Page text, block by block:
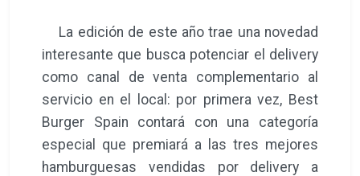
La edición de este año trae una novedad
interesante que busca potenciar el delivery
como canal de venta complementario al
servicio en el local: por primera vez, Best
Burger Spain contará con una categoría
especial que premiará a las tres mejores
hamburguesas vendidas por delivery a